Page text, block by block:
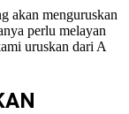
akan menguruskan
perlu melayan
uruskan dari A